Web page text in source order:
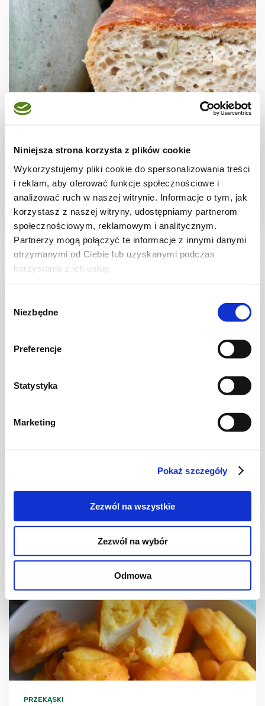
Niniejsza strona korzysta z plików cookie
Wykorzystujemy pliki cookie do spersonalizowania treści
i reklam, aby oferować funkcje społecznościowe i
analizować ruch w naszej witrynie. Informacje o tym, jak
korzystasz z naszej witryny, udostępniamy partnerom
społecznościowym, reklamowym i analitycznym.
Partnerzy mogą połączyć te informacje z innymi danymi
otrzymanymi od Ciebie lub uzyskanymi podczas
korzystania z ich usług.
zgody
Niezbędne
Preferencje
Statystyka
Marketing
Pokaż szczegóły
Zezwól na wszystkie
Zezwól na wybór
Odmowa
Chleb pytlowy na zakwasie z pestkami dyni
- październikowa piekarnia
2 dni 2970 kcal 4
CHLEB I PIECZYWO
PRZEKĄSKI